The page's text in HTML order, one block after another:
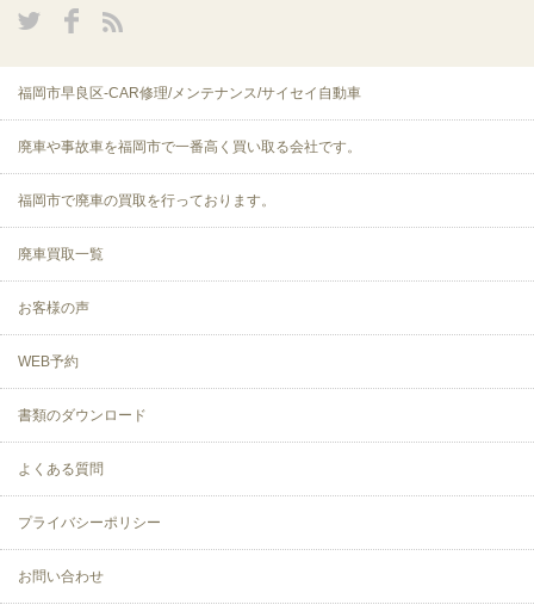
福岡市早良区-CAR修理/メンテナンス/サイセイ自動車
廃車や事故車を福岡市で一番高く買い取る会社です。
福岡市で廃車の買取を行っております。
廃車買取一覧
お客様の声
WEB予約
書類のダウンロード
よくある質問
プライバシーポリシー
お問い合わせ